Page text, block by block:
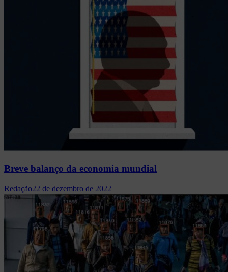
Breve balanço da economia mundial
Redação22 de dezembro de 2022